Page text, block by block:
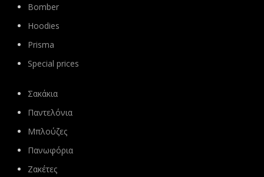
Bomber
Hoodies
Prisma
Special prices
Σακάκια
Παντελόνια
Μπλούζες
Πανωφόρια
Ζακέτες